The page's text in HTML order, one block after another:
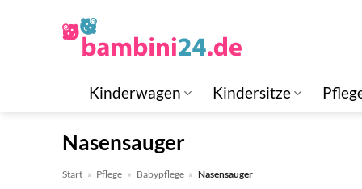
Kinderwagen Kindersitze
Nasensauger
Start » Pflege » Babypflege » Nasensauger